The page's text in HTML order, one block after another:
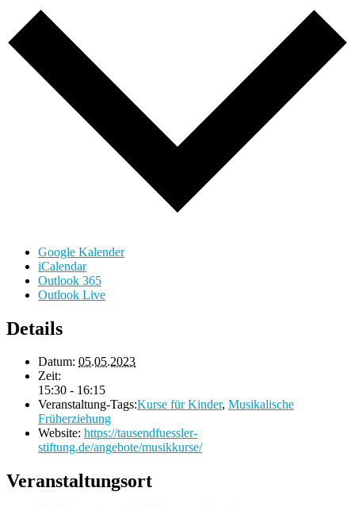
Google Kalender
iCalendar
Outlook 365
Outlook Live
Details
Datum: 05.05.2023
Zeit:
15:30 - 16:15
Veranstaltung-Tags:Kurse für Kinder, Musikalische
Früherziehung
Website: https://tausendfuessler-
stiftung.de/angebote/musikkurse/
Veranstaltungsort